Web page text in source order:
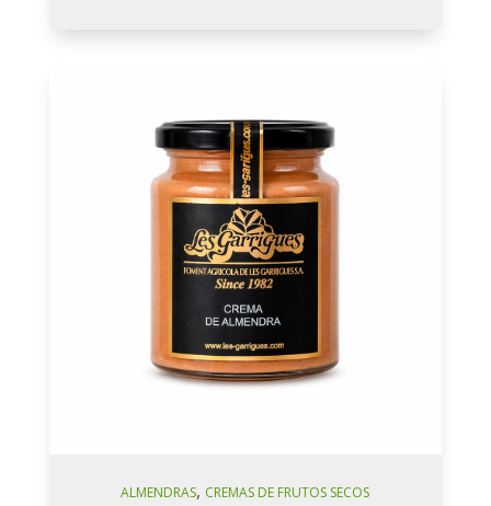
precio
Añadir Al Carro
ALMENDRAS, CREMAS DE FRUTOS SECOS